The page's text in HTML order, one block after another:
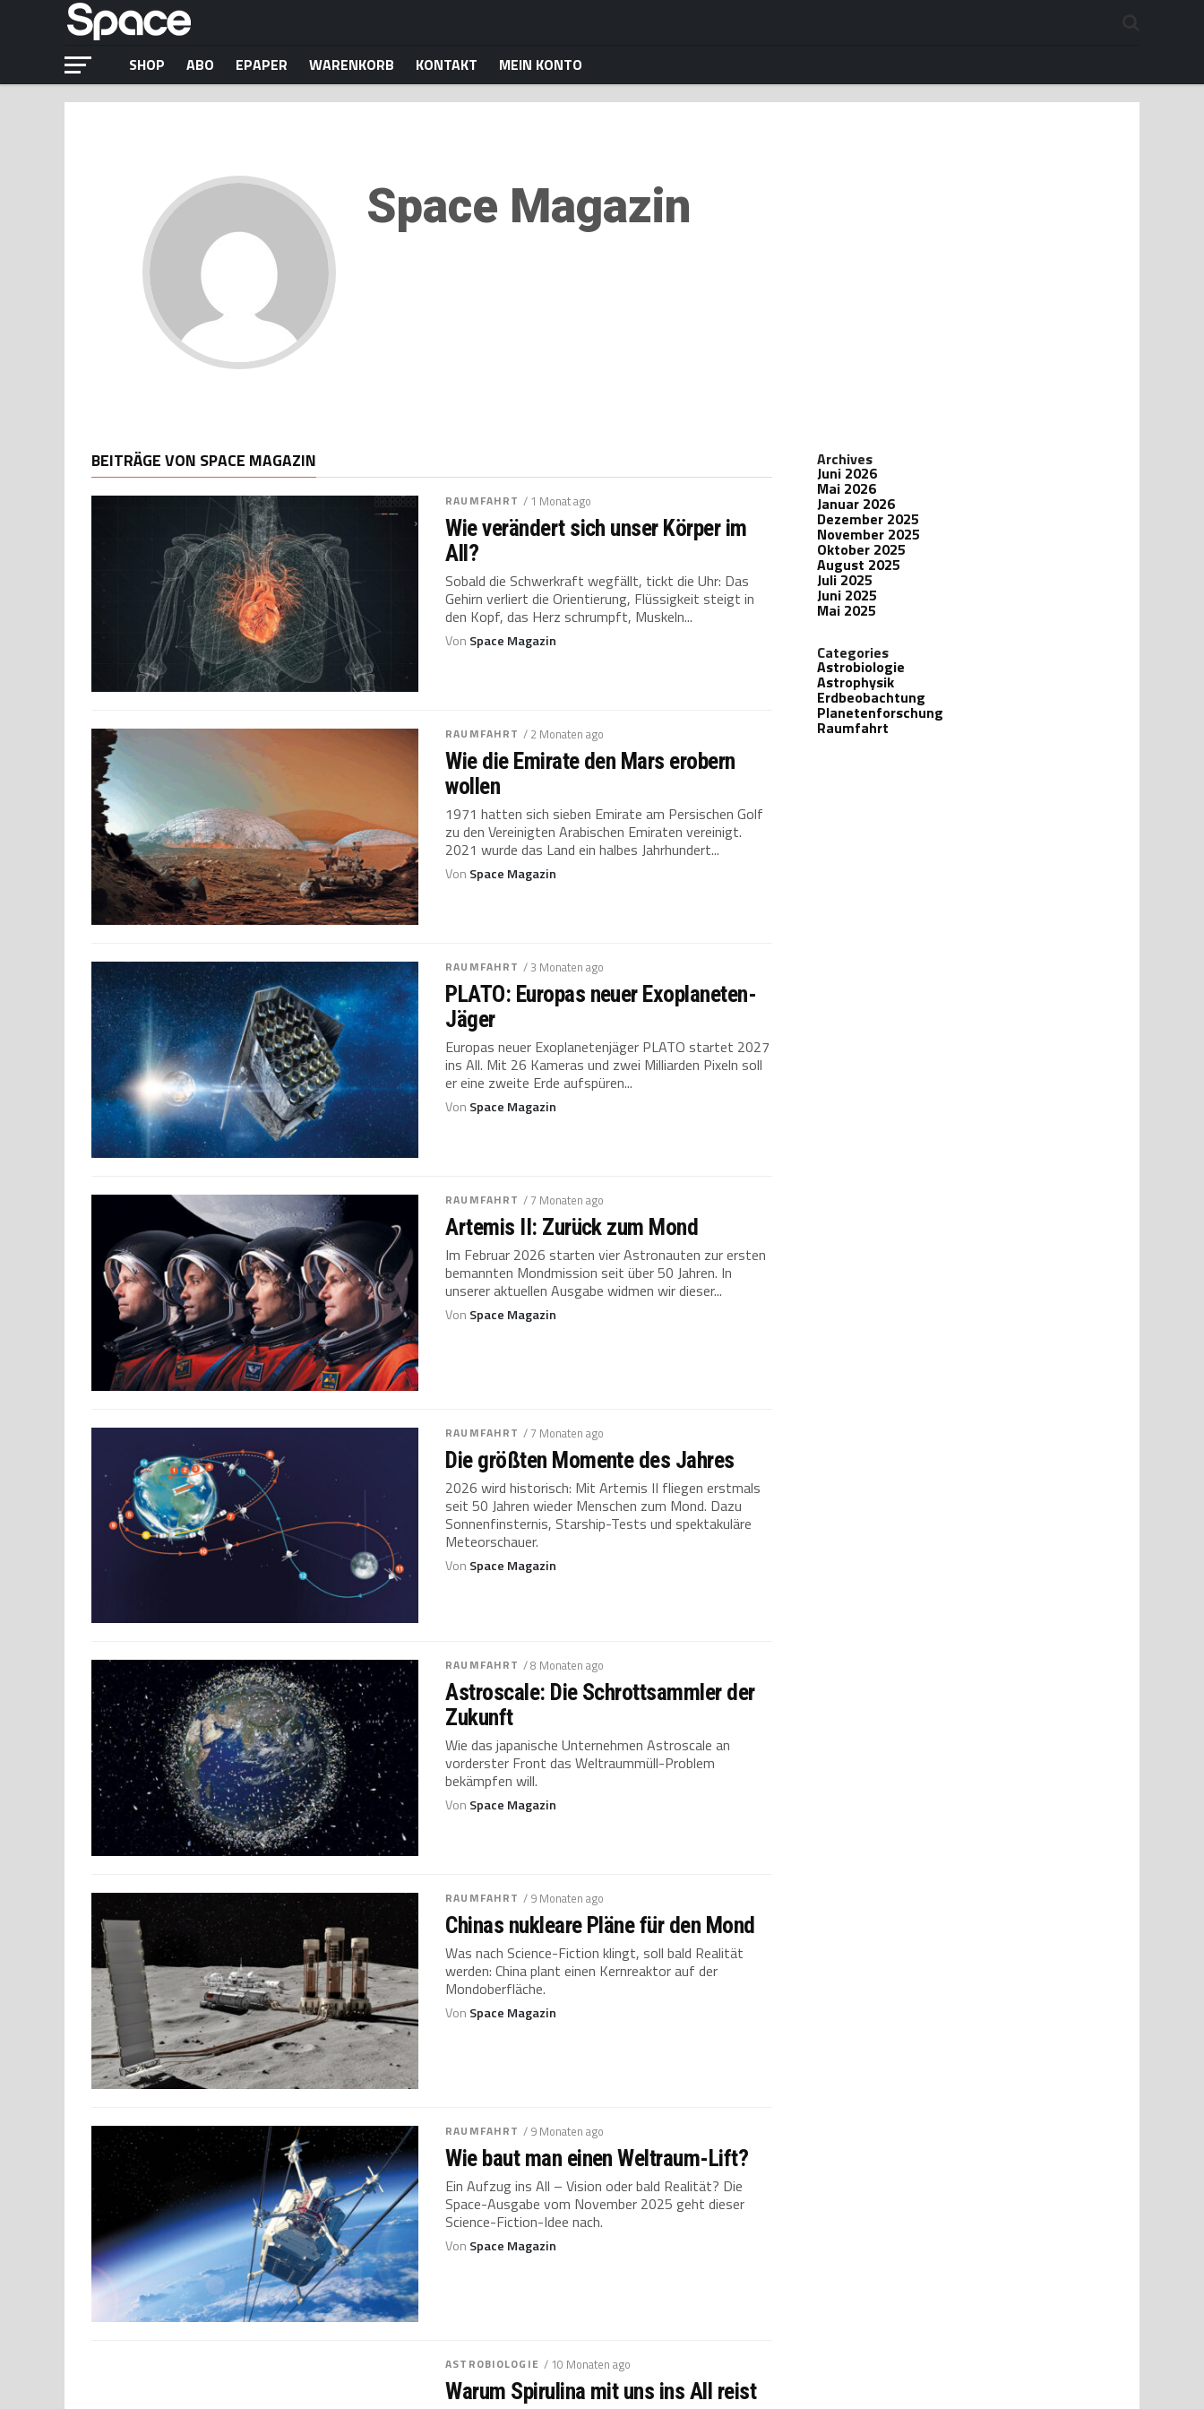
SHOP ABO EPAPER WARENKORB KONTAKT MEIN KONTO
Space Magazin
BEITRÄGE VON SPACE MAGAZIN
RAUMFAHRT / 1 Monat ago
Wie verändert sich unser Körper im
All?
Sobald die Schwerkraft wegfällt, tickt die Uhr: Das
Gehirn verliert die Orientierung, Flüssigkeit steigt in
den Kopf, das Herz schrumpft, Muskeln...
Von Space Magazin
RAUMFAHRT / 2 Monaten ago
Wie die Emirate den Mars erobern
wollen
1971 hatten sich sieben Emirate am Persischen Golf
zu den Vereinigten Arabischen Emiraten vereinigt.
2021 wurde das Land ein halbes Jahrhundert...
Von Space Magazin
RAUMFAHRT / 3 Monaten ago
PLATO: Europas neuer Exoplaneten-
Jäger
Europas neuer Exoplanetenjäger PLATO startet 2027
ins All. Mit 26 Kameras und zwei Milliarden Pixeln soll
er eine zweite Erde aufspüren...
Von Space Magazin
RAUMFAHRT / 7 Monaten ago
Artemis II: Zurück zum Mond
Im Februar 2026 starten vier Astronauten zur ersten
bemannten Mondmission seit über 50 Jahren. In
unserer aktuellen Ausgabe widmen wir dieser...
Von Space Magazin
RAUMFAHRT / 7 Monaten ago
Die größten Momente des Jahres
2026 wird historisch: Mit Artemis II fliegen erstmals
seit 50 Jahren wieder Menschen zum Mond. Dazu
Sonnenfinsternis, Starship-Tests und spektakuläre
Meteorschauer.
Von Space Magazin
RAUMFAHRT / 8 Monaten ago
Astroscale: Die Schrottsammler der
Zukunft
Wie das japanische Unternehmen Astroscale an
vorderster Front das Weltraummüll-Problem
bekämpfen will.
Von Space Magazin
RAUMFAHRT / 9 Monaten ago
Chinas nukleare Pläne für den Mond
Was nach Science-Fiction klingt, soll bald Realität
werden: China plant einen Kernreaktor auf der
Mondoberfläche.
Von Space Magazin
RAUMFAHRT / 9 Monaten ago
Wie baut man einen Weltraum-Lift?
Ein Aufzug ins All – Vision oder bald Realität? Die
Space-Ausgabe vom November 2025 geht dieser
Science-Fiction-Idee nach.
Von Space Magazin
ASTROBIOLOGIE / 10 Monaten ago
Warum Spirulina mit uns ins All reist
Archives
Juni 2026
Mai 2026
Januar 2026
Dezember 2025
November 2025
Oktober 2025
August 2025
Juli 2025
Juni 2025
Mai 2025
Categories
Astrobiologie
Astrophysik
Erdbeobachtung
Planetenforschung
Raumfahrt